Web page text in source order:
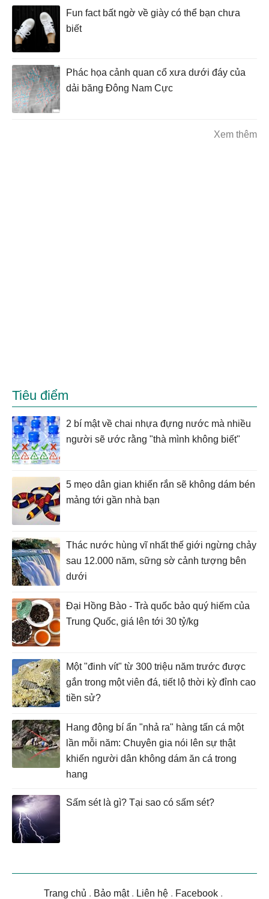
Fun fact bất ngờ về giày có thể bạn chưa
biết
Phác họa cảnh quan cổ xưa dưới đáy của
dải băng Đông Nam Cực
Xem thêm
Tiêu điểm
2 bí mật về chai nhựa đựng nước mà nhiều
người sẽ ước rằng "thà mình không biết"
5 mẹo dân gian khiến rắn sẽ không dám bén
mảng tới gần nhà bạn
Thác nước hùng vĩ nhất thế giới ngừng chảy
sau 12.000 năm, sững sờ cảnh tượng bên
dưới
Đại Hồng Bào - Trà quốc bảo quý hiếm của
Trung Quốc, giá lên tới 30 tỷ/kg
Một "đinh vít" từ 300 triệu năm trước được
gắn trong một viên đá, tiết lộ thời kỳ đỉnh cao
tiền sử?
Hang động bí ẩn "nhả ra" hàng tấn cá một
lần mỗi năm: Chuyên gia nói lên sự thật
khiến người dân không dám ăn cá trong
hang
Sấm sét là gì? Tại sao có sấm sét?
Trang chủ . Bảo mật. Liên hệ . Facebook .